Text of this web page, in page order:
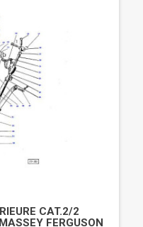
CAT.2/2
FERGUSON